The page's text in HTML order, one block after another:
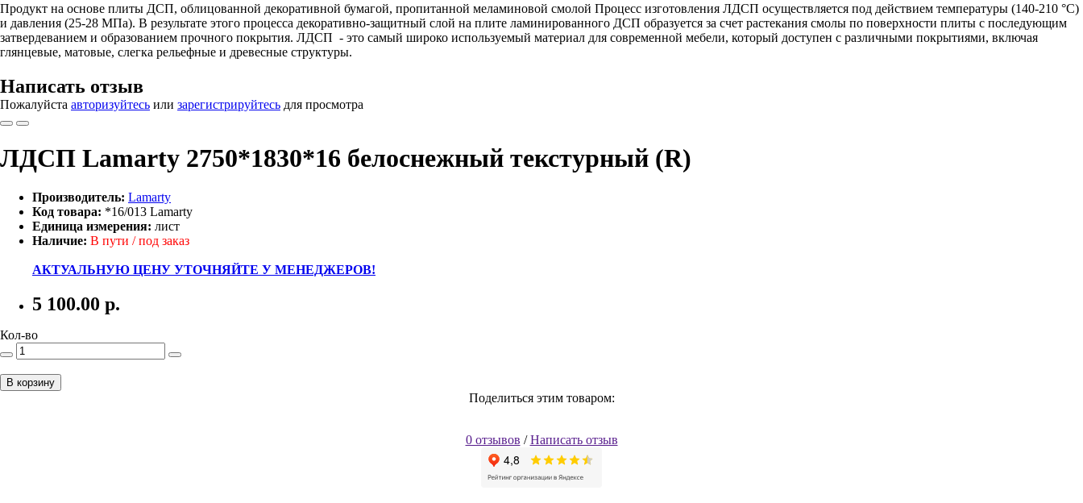
Продукт на основе плиты ДСП, облицованной декоративной бумагой, пропитанной меламиновой смолой Процесс изготовления ЛДСП осуществляется под действием температуры (140-210 °С)
и давления (25-28 МПа). В результате этого процесса декоративно-защитный слой на плите ламинированного ДСП образуется за счет растекания смолы по поверхности плиты с последующим
затвердеванием и образованием прочного покрытия. ЛДСП - это самый широко используемый материал для современной мебели, который доступен с различными покрытиями, включая
глянцевые, матовые, слегка рельефные и древесные структуры.
Написать отзыв
Пожалуйста авторизуйтесь или зарегистрируйтесь для просмотра
ЛДСП Lamarty 2750*1830*16 белоснежный текстурный (R)
Производитель: Lamarty
Код товара: *16/013 Lamarty
Единица измерения: лист
Наличие: В пути / под заказ
АКТУАЛЬНУЮ ЦЕНУ УТОЧНЯЙТЕ У МЕНЕДЖЕРОВ!
5 100.00 р.
Кол-во
В корзину
Поделиться этим товаром:
0 отзывов /Написать отзыв